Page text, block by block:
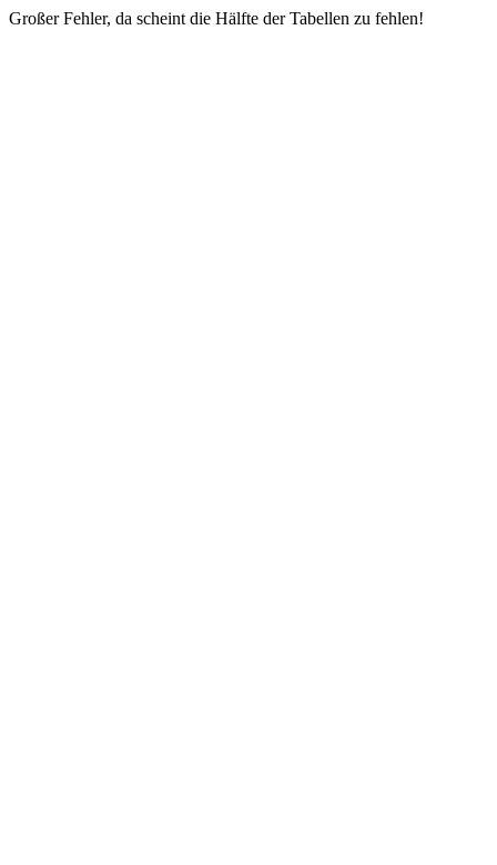
Großer Fehler, da scheint die Hälfte der Tabellen zu fehlen!